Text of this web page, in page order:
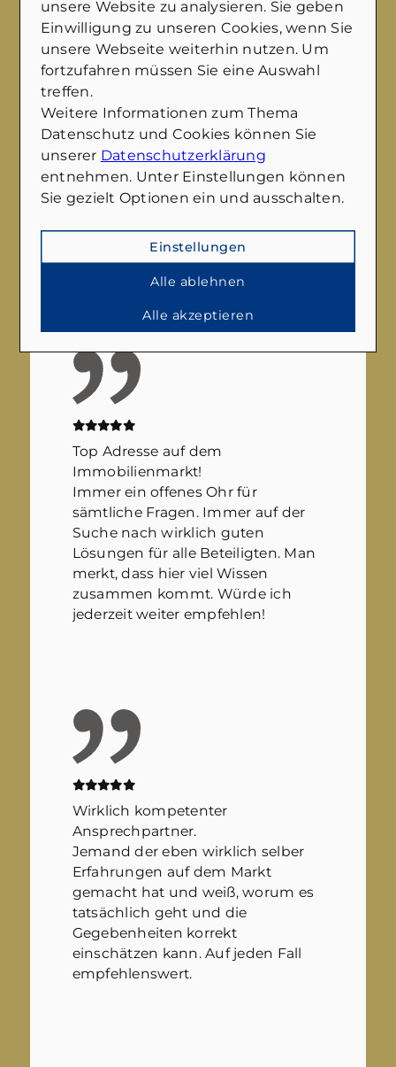
lassen
Das sagen unsere Kunden
Zufriedene Kunden sind unser größter
Erfolg . Hier finden Sie ehrliche Bewertungen
von unseren Kunden.
Lassen Sie sich von den Erfahrungen anderer
inspirieren und überzeugen Sie sich selbst
von unserer Qualität und unserem Service.
Alle ansehen
Top Adresse auf dem
Immobilienmarkt!
Immer ein offenes Ohr für
sämtliche Fragen. Immer auf der
Suche nach wirklich guten
Lösungen für alle Beteiligten. Man
merkt, dass hier viel Wissen
zusammen kommt. Würde ich
jederzeit weiter empfehlen!
Wirklich kompetenter
Ansprechpartner.
Jemand der eben wirklich selber
Erfahrungen auf dem Markt
gemacht hat und weiß, worum es
tatsächlich geht und die
Gegebenheiten korrekt
einschätzen kann. Auf jeden Fall
empfehlenswert.
unsere Website zu analysieren. Sie geben
Einwilligung zu unseren Cookies, wenn Sie
unsere Webseite weiterhin nutzen. Um
fortzufahren müssen Sie eine Auswahl
treffen.
Weitere Informationen zum Thema
Datenschutz und Cookies können Sie
unserer Datenschutzerklärung
entnehmen. Unter Einstellungen können
Sie gezielt Optionen ein und ausschalten.
Einstellungen
Alle ablehnen
Alle akzeptieren